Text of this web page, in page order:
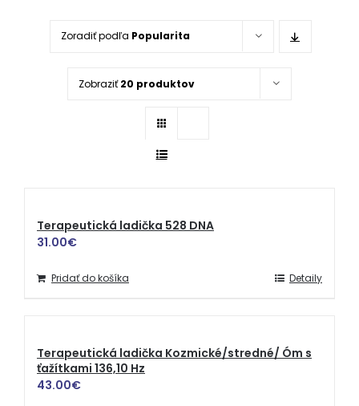
Zoradiť podľa Popularita
Zobraziť20 produktov
Terapeutická ladička 528 DNA
31.00€
Pridať do košíka Detaily
Terapeutická ladička Kozmické/stredné/ Óm s
ťažítkami 136,10 Hz
43.00€